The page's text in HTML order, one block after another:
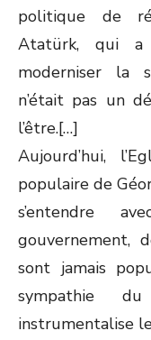
politique de
Atatürk, qui a
moderniser la
n’était pas un
l’être.[…]
Aujourd’hui,
populaire de
s’entendre
gouvernement,
sont jamais
sympathie
instrumentalise